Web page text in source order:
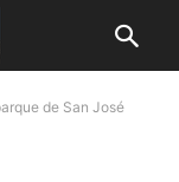
de San José